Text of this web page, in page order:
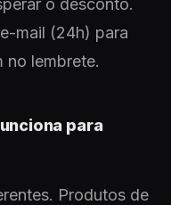
o desconto.
mail (24h) para
no lembrete.
para
Produtos de